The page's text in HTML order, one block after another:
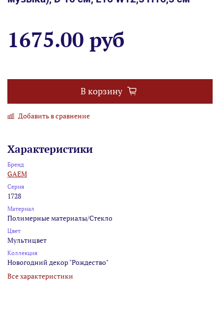
1675.00 руб
В корзину
Добавить в сравнение
Характеристики
Бренд
GAEM
Серия
1728
Материал
Полимерные материалы/Стекло
Цвет
Мультицвет
Коллекция
Новогодний декор "Рождество"
Все характеристики